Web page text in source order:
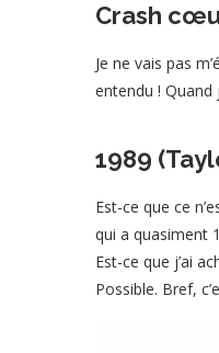
Crash
Je ne vais pas
entendu ! Quand
1989
Est-ce que ce
qui a quasiment
Est-ce que j’ai
Possible. Bref,